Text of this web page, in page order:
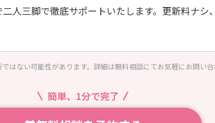
人三脚で徹底サポートいたします。更新料ナシ
はない可能性があります。詳細は無料相談にてお気軽にお問い
簡単、1分で完了